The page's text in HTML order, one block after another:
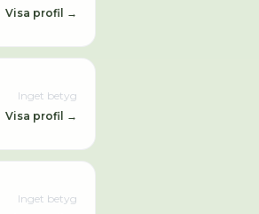
Visa profil →
Inget betyg
Visa profil →
Inget betyg